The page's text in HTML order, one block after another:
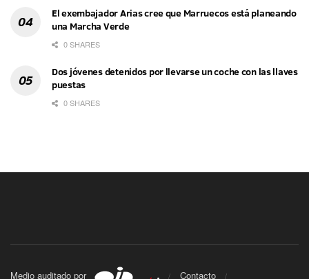
El exembajador Arias cree que Marruecos está planeando
una Marcha Verde
0 SHARES
Dos jóvenes detenidos por llevarse un coche con las llaves
puestas
0 SHARES
Medio auditado por Contacto